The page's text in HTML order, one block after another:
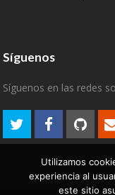
Síguenos
Síguenos en las redes
Utilizamos
experiencia al
este sitio